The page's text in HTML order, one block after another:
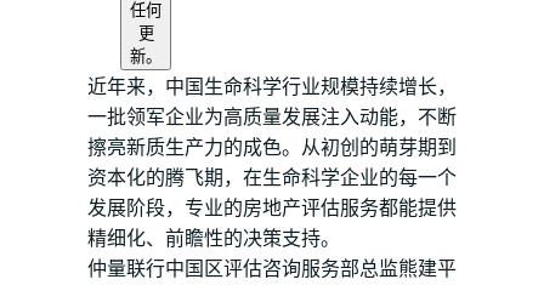
任何
更
新。
近年来，中国生命科学行业规模持续增长，
一批领军企业为高质量发展注入动能，不断
擦亮新质生产力的成色。从初创的萌芽期到
资本化的腾飞期，在生命科学企业的每一个
发展阶段，专业的房地产评估服务都能提供
精细化、前瞻性的决策支持。
仲量联行中国区评估咨询服务部总监熊建平